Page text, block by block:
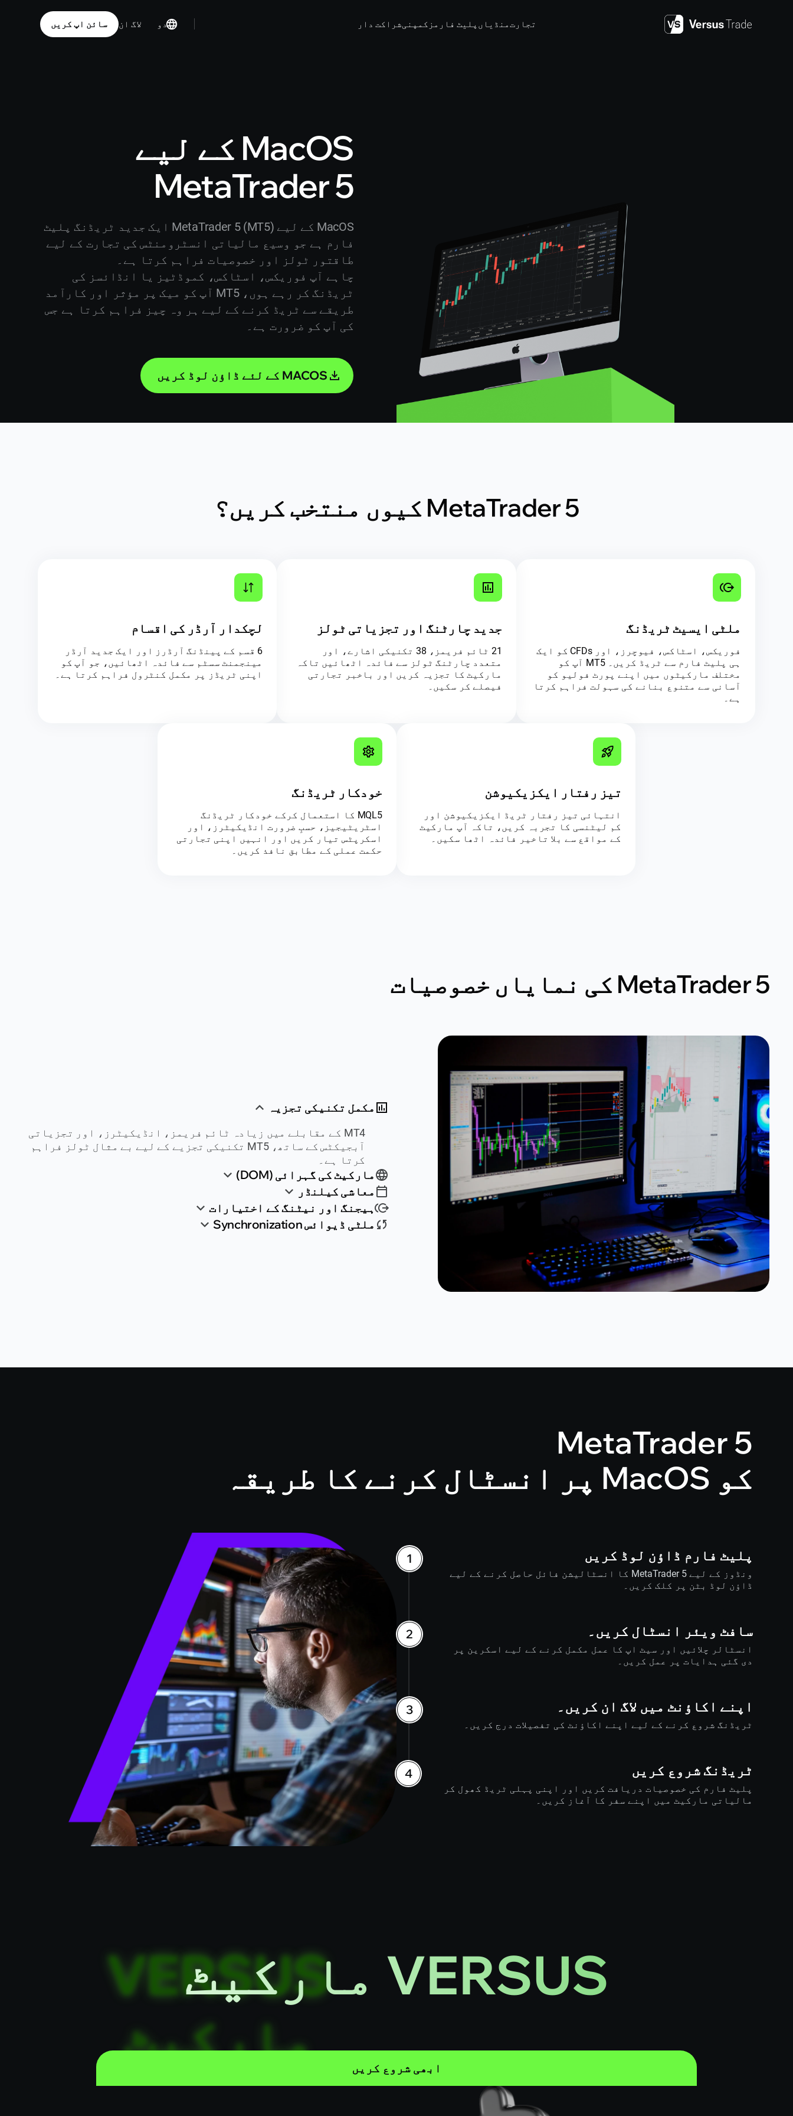
تجارتمنڈیاں پلیٹ فارمز کمپنیشراکت دار اردو لاگ ان سائن اپ کریں
MacOS کے لیے
MetaTrader 5
MacOS کے لیے MetaTrader 5 (MT5) ایک جدید ٹریڈنگ پلیٹ
فارم ہے جو وسیع مالیاتی انسٹرومنٹس کی تجارت کے لیے
طاقتور ٹولز اور خصوصیات فراہم کرتا ہے۔
چاہے آپ فوریکس، اسٹاکس، کموڈٹیز یا انڈائسز کی
ٹریڈنگ کر رہے ہوں، MT5 آپ کو میک پر مؤثر اور کارآمد
طریقے سے ٹریڈ کرنے کے لیے ہر وہ چیز فراہم کرتا ہے جس
کی آپ کو ضرورت ہے۔
MACOS کے لئے ڈاؤن لوڈ کریں
MetaTrader 5 کیوں منتخب کریں؟
ملٹی ایسیٹ ٹریڈنگ
فوریکس، اسٹاکس، فیوچرز، اور CFDs کو ایک
ہی پلیٹ فارم سے ٹریڈ کریں۔ MT5 آپ کو
مختلف مارکیٹوں میں اپنے پورٹ فولیو کو
آسانی سے متنوع بنانے کی سہولت فراہم کرتا
ہے۔
جدید چارٹنگ اور تجزیاتی ٹولز
21 ٹائم فریمز، 38 تکنیکی اشارے، اور
متعدد چارٹنگ ٹولز سے فائدہ اٹھائیں تاکہ
مارکیٹ کا تجزیہ کریں اور باخبر تجارتی
فیصلے کر سکیں۔
لچکدار آرڈر کی اقسام
6 قسم کے پینڈنگ آرڈرز اور ایک جدید آرڈر
مینجمنٹ سسٹم سے فائدہ اٹھائیں، جو آپ کو
اپنی ٹریڈز پر مکمل کنٹرول فراہم کرتا ہے۔
تیز رفتار ایکزیکیوشن
انتہائی تیز رفتار ٹریڈ ایکزیکیوشن اور
کم لیٹنسی کا تجربہ کریں، تاکہ آپ مارکیٹ
کے مواقع سے بلا تاخیر فائدہ اٹھا سکیں۔
خودکار ٹریڈنگ
MQL5 کا استعمال کرکے خودکار ٹریڈنگ
اسٹریٹیجیز، حسبِ ضرورت انڈیکیٹرز، اور
اسکرپٹس تیار کریں اور انہیں اپنی تجارتی
حکمت عملی کے مطابق نافذ کریں۔
MetaTrader 5 کی نمایاں خصوصیات
مکمل تکنیکی تجزیہ
MT4 کے مقابلے میں زیادہ ٹائم فریمز، انڈیکیٹرز، اور تجزیاتی
آبجیکٹس کے ساتھ، MT5 تکنیکی تجزیے کے لیے بے مثال ٹولز فراہم
کرتا ہے۔
مارکیٹ کی گہرائی (DOM)
معاشی کیلنڈر
ہیجنگ اور نیٹنگ کے اختیارات
ملٹی ڈیوائس Synchronization
MetaTrader 5
کو MacOS پر انسٹال کرنے کا طریقہ
پلیٹ فارم ڈاؤن لوڈ کریں
ونڈوز کے لیے MetaTrader 5 کا انسٹالیشن فائل حاصل کرنے کے لیے
ڈاؤن لوڈ بٹن پر کلک کریں۔
سافٹ ویئر انسٹال کریں۔
انسٹالر چلائیں اور سیٹ اپ کا عمل مکمل کرنے کے لیے اسکرین پر
دی گئی ہدایات پر عمل کریں۔
اپنے اکاؤنٹ میں لاگ ان کریں۔
ٹریڈنگ شروع کرنے کے لیے اپنے اکاؤنٹ کی تفصیلات درج کریں۔
ٹریڈنگ شروع کریں
پلیٹ فارم کی خصوصیات دریافت کریں اور اپنی پہلی ٹریڈ کھول کر
مالیاتی مارکیٹ میں اپنے سفر کا آغاز کریں۔
VERSUS مارکیٹ
ابھی شروع کریں